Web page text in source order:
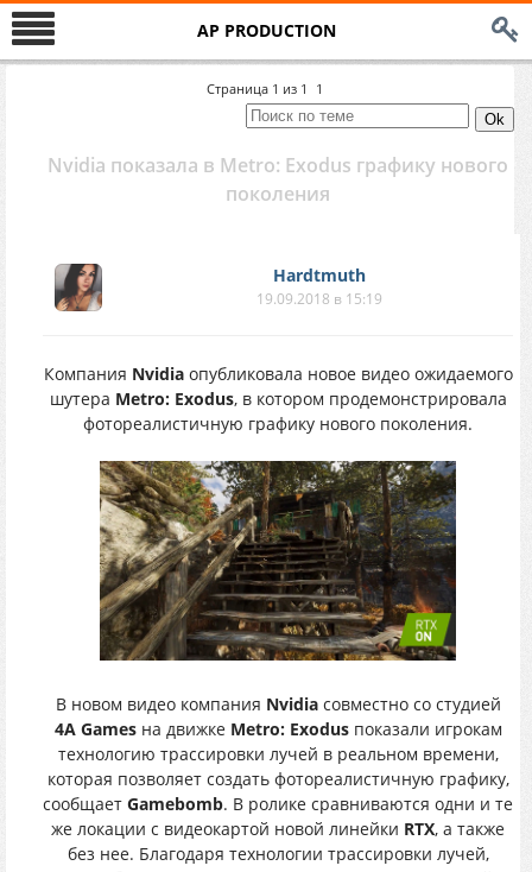
AP PRODUCTION
Страница 1 из 1 1
Nvidia показала в Metro: Exodus графику нового
поколения
Hardtmuth
19.09.2018 в 15:19
Компания Nvidiaопубликовала новое видео ожидаемого
шутера Metro: Exodus, в котором продемонстрировала
фотореалистичную графику нового поколения.
В новом видео компания Nvidiaсовместно со студией
4A Gamesна движке Metro: Exodusпоказали игрокам
технологию трассировки лучей в реальном времени,
которая позволяет создать фотореалистичную графику,
сообщает Gamebomb. В ролике сравниваются одни и те
же локации с видеокартой новой линейки RTX, а также
без нее. Благодаря технологии трассировки лучей,